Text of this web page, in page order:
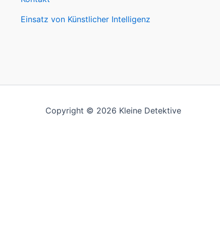
Einsatz von Künstlicher Intelligenz
Copyright © 2026 Kleine Detektive